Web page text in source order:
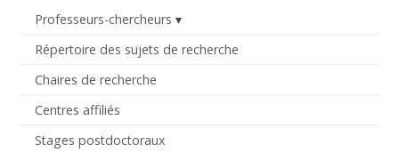
Professeurs-chercheurs
Répertoire des sujets de recherche
Chaires de recherche
Centres affiliés
Stages postdoctoraux